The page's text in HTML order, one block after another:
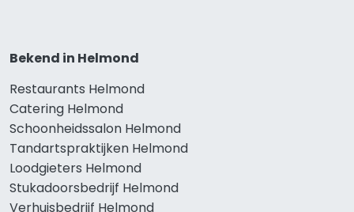
Bekend in Helmond
Restaurants Helmond
Catering Helmond
Schoonheidssalon Helmond
Tandartspraktijken Helmond
Loodgieters Helmond
Stukadoorsbedrijf Helmond
Verhuisbedrijf Helmond